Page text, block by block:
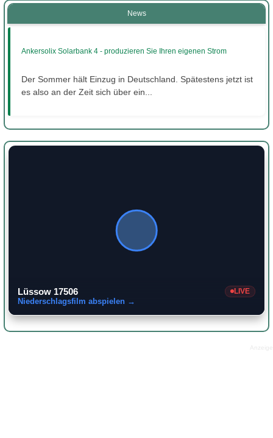
News
Ankersolix Solarbank 4 - produzieren Sie Ihren eigenen Strom
Der Sommer hält Einzug in Deutschland. Spätestens jetzt ist
es also an der Zeit sich über ein...
Lüssow 17506 LIVE
Niederschlagsfilm abspielen →